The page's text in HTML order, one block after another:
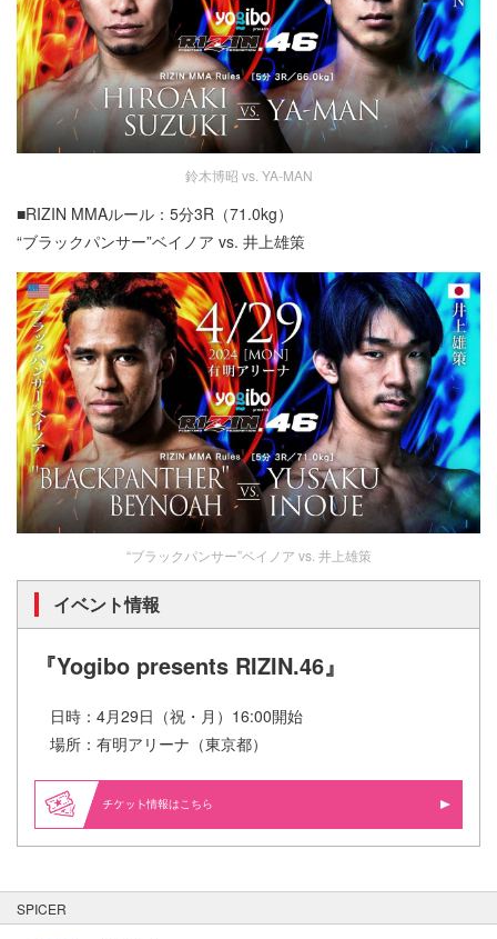
鈴木博昭 vs. YA-MAN
■RIZIN MMAルール：5分3R（71.0kg）
“ブラックパンサー”ベイノア vs. 井上雄策
“ブラックパンサー”ベイノア vs. 井上雄策
イベント情報
『Yogibo presents RIZIN.46』
日時：4月29日（祝・月）16:00開始
場所：有明アリーナ（東京都）
情報はこちら
SPICER